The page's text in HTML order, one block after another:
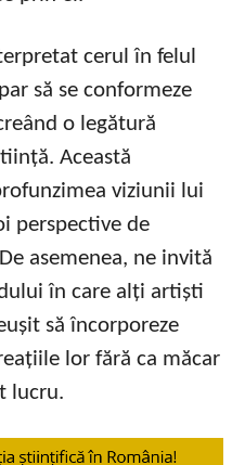
cerul în felul
să se conformeze
o legătură
Această
viziunii lui
perspective de
asemenea, ne invită
în care alți artiști
să încorporeze
lor fără ca măcar
lucru.